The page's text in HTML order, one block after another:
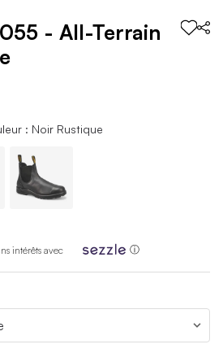
- All-Terrain
: Noir Rustique
intérêts avec ⓘ